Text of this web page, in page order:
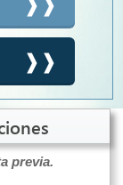
previa.